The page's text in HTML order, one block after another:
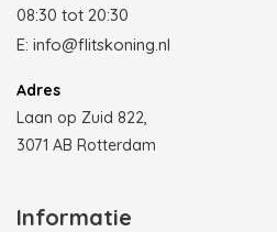
08:30 tot 20:30
E: info@flitskoning.nl
Adres
Laan op Zuid 822,
3071 AB Rotterdam
Informatie